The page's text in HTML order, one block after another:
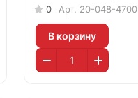
0 Арт. 20-048-4700
В корзину